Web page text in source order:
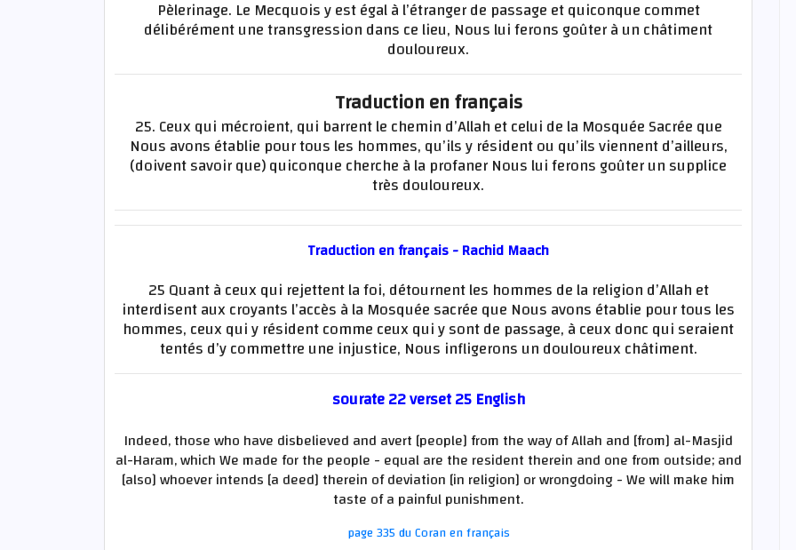
Pèlerinage. Le Mecquois y est égal à l’étranger de passage et quiconque commet
délibérément une transgression dans ce lieu, Nous lui ferons goûter à un châtiment
douloureux.
Traduction en français
25. Ceux qui mécroient, qui barrent le chemin d’Allah et celui de la Mosquée Sacrée que
Nous avons établie pour tous les hommes, qu’ils y résident ou qu’ils viennent d’ailleurs,
(doivent savoir que) quiconque cherche à la profaner Nous lui ferons goûter un supplice
très douloureux.
Traduction en français - Rachid Maach
25 Quant à ceux qui rejettent la foi, détournent les hommes de la religion d’Allah et
interdisent aux croyants l’accès à la Mosquée sacrée que Nous avons établie pour tous les
hommes, ceux qui y résident comme ceux qui y sont de passage, à ceux donc qui seraient
tentés d’y commettre une injustice, Nous infligerons un douloureux châtiment.
sourate 22 verset 25 English
Indeed, those who have disbelieved and avert [people] from the way of Allah and [from] al-Masjid
al-Haram, which We made for the people - equal are the resident therein and one from outside; and
[also] whoever intends [a deed] therein of deviation [in religion] or wrongdoing - We will make him
taste of a painful punishment.
page 335 du Coran en français